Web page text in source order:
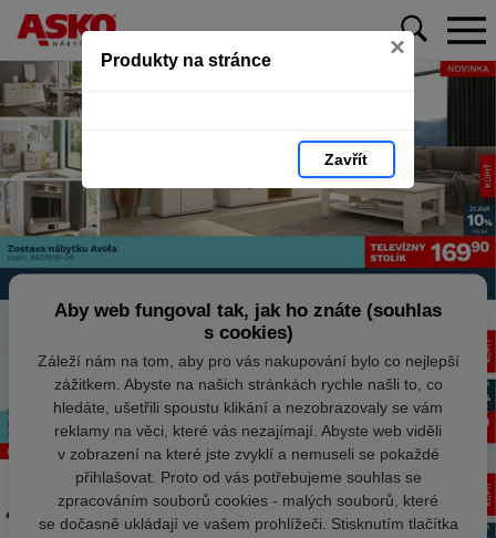
Produkty na stránce ×
Zavřít
Aby web fungoval tak, jak ho znáte (souhlas
s cookies)
Záleží nám na tom, aby pro vás nakupování bylo co nejlepší
zážitkem. Abyste na našich stránkách rychle našli to, co
hledáte, ušetřili spoustu klikání a nezobrazovaly se vám
reklamy na věci, které vás nezajímají. Abyste web viděli
v zobrazení na které jste zvyklí a nemuseli se pokaždé
přihlašovat. Proto od vás potřebujeme souhlas se
zpracováním souborů cookies - malých souborů, které
se dočasně ukládají ve vašem prohlížeči. Stisknutím tlačítka